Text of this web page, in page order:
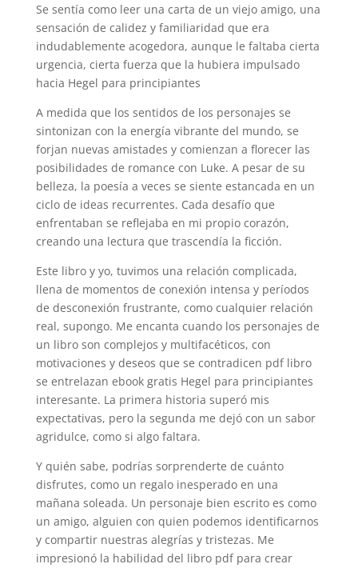
Se sentía como leer una carta de un viejo amigo, una
sensación de calidez y familiaridad que era
indudablemente acogedora, aunque le faltaba cierta
urgencia, cierta fuerza que la hubiera impulsado
hacia Hegel para principiantes
A medida que los sentidos de los personajes se
sintonizan con la energía vibrante del mundo, se
forjan nuevas amistades y comienzan a florecer las
posibilidades de romance con Luke. A pesar de su
belleza, la poesía a veces se siente estancada en un
ciclo de ideas recurrentes. Cada desafío que
enfrentaban se reflejaba en mi propio corazón,
creando una lectura que trascendía la ficción.
Este libro y yo, tuvimos una relación complicada,
llena de momentos de conexión intensa y períodos
de desconexión frustrante, como cualquier relación
real, supongo. Me encanta cuando los personajes de
un libro son complejos y multifacéticos, con
motivaciones y deseos que se contradicen pdf libro
se entrelazan ebook gratis Hegel para principiantes
interesante. La primera historia superó mis
expectativas, pero la segunda me dejó con un sabor
agridulce, como si algo faltara.
Y quién sabe, podrías sorprenderte de cuánto
disfrutes, como un regalo inesperado en una
mañana soleada. Un personaje bien escrito es como
un amigo, alguien con quien podemos identificarnos
y compartir nuestras alegrías y tristezas. Me
impresionó la habilidad del libro pdf para crear